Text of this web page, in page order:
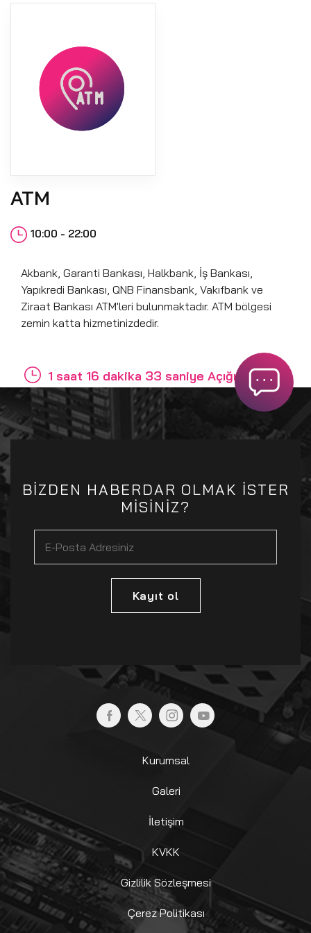
ATM
10:00 - 22:00
Akbank, Garanti Bankası, Halkbank, İş Bankası,
Yapıkredi Bankası, QNB Finansbank, Vakıfbank ve
Ziraat Bankası ATM'leri bulunmaktadır. ATM bölgesi
zemin katta hizmetinizdedir.
1 saat 16 dakika 33 saniye Açığız
BİZDEN HABERDAR OLMAK İSTER
MİSİNİZ?
Kayıt ol
Kurumsal
Galeri
İletişim
KVKK
Gizlilik Sözleşmesi
Çerez Politikası